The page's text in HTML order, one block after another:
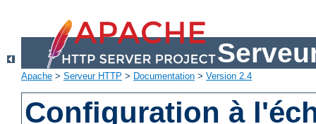
Apache > Serveur HTTP > Documentation > Version 2.4
Configuration à